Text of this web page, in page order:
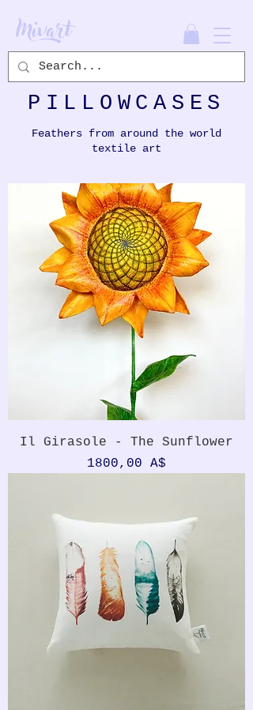
Mivart
PILLOWCASES
Feathers from around the world
textile art
Il Girasole - The Sunflower
Prezzo
1800,00 A$